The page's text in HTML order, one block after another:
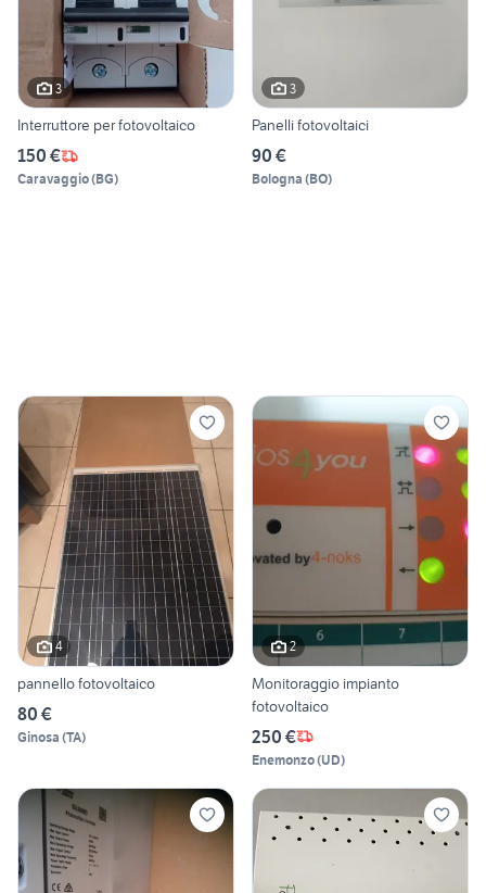
3
Interruttore per fotovoltaico
150 €
Caravaggio(BG)
3
Panelli fotovoltaici
90 €
Bologna (BO)
4
pannello fotovoltaico
80 €
Ginosa (TA)
2
Monitoraggio impianto
fotovoltaico
250 €
Enemonzo(UD)